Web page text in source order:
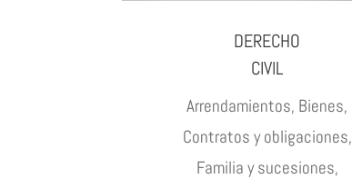
DERECHO
CIVIL
Arrendamientos, Bienes,
Contratos y obligaciones,
Familia y sucesiones,